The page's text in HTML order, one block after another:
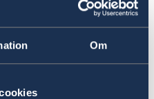
Om
hyra bil med lokal
att köra själva. För
på egen hand är det